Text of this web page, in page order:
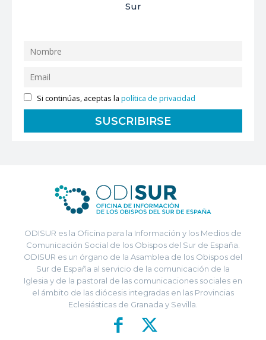
Sur
Si continúas, aceptas lapolítica de privacidad
ODISUR es la Oficina para la Información y los Medios de
Comunicación Social de los Obispos del Sur de España.
ODISUR es un órgano de la Asamblea de los Obispos del
Sur de España al servicio de la comunicación de la
Iglesia y de la pastoral de las comunicaciones sociales en
el ámbito de las diócesis integradas en las Provincias
Eclesiásticas de Granada y Sevilla.